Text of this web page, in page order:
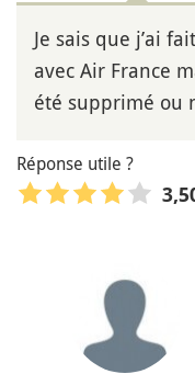
Je sais que j’ai
avec Air France
été supprimé ou
Réponse utile ?